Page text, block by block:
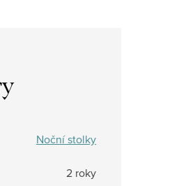
Noční stolky
2 roky